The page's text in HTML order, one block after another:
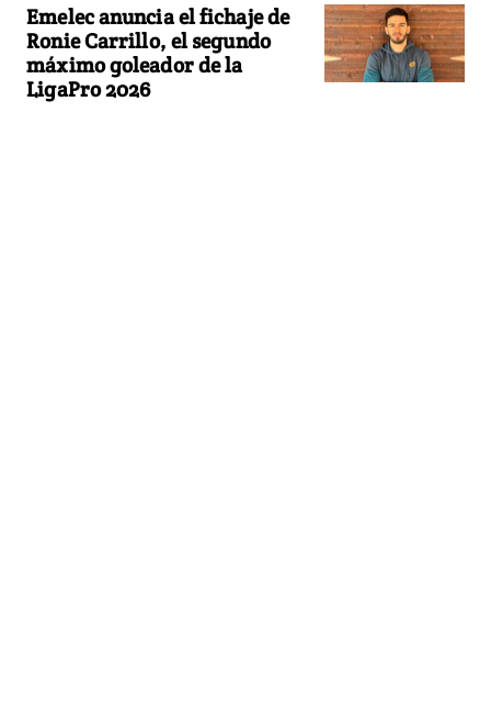
Emelec anuncia el fichaje de
Ronie Carrillo, el segundo
máximo goleador de la
LigaPro 2026